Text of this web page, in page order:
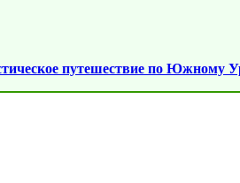
путешествие по Южному